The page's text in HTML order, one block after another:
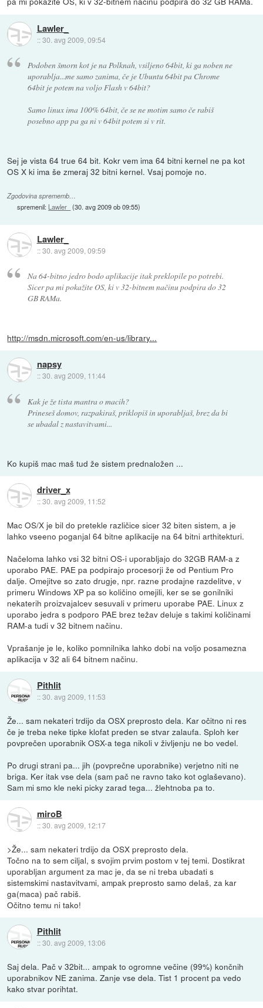
Lawler_
::30. avg 2009, 09:54
Podoben šmorn kot je na Polknah, vsiljeno 64bit, ki ga noben ne
uporablja...me samo zanima, če je Ubuntu 64bit pa Chrome
64bit je potem na voljo Flash v 64bit?
Samo linux ima 100% 64bit, če se ne motim samo če rabiš
posebno app pa ga ni v 64bit potem si v rit.
Sej je vista 64 true 64 bit. Kokr vem ima 64 bitni kernel ne pa kot
OS X ki ima še zmeraj 32 bitni kernel. Vsaj pomoje no.
Zgodovina sprememb…
spremenil: Lawler_ (30. avg 2009 ob 09:55)
Lawler_
::30. avg 2009, 09:59
Na 64-bitno jedro bodo aplikacije itak preklopile po potrebi.
Sicer pa mi pokažite OS, ki v 32-bitnem načinu podpira do 32
GB RAMa.
http://msdn.microsoft.com/en-us/library...
napsy
::30. avg 2009, 11:44
Kak je že tista mantra o macih?
Prineseš domov, razpakiraš, priklopiš in uporabljaš, brez da bi
se ubadal z nastavitvami...
Ko kupiš mac maš tud že sistem prednaložen ...
driver_x
::30. avg 2009, 11:52
Mac OS/X je bil do pretekle različice sicer 32 biten sistem, a je
lahko vseeno poganjal 64 bitne aplikacije na 64 bitni arthitekturi.
Načeloma lahko vsi 32 bitni OS-i uporabljajo do 32GB RAM-a z
uporabo PAE. PAE pa podpirajo procesorji že od Pentium Pro
dalje. Omejitve so zato drugje, npr. razne prodajne razdelitve, v
primeru Windows XP pa so količino omejili, ker se se gonilniki
nekaterih proizvajalcev sesuvali v primeru uporabe PAE. Linux z
uporabo jedra s podporo PAE brez težav deluje s takimi količinami
RAM-a tudi v 32 bitnem načinu.
Vprašanje je le, koliko pomnilnika lahko dobi na voljo posamezna
aplikacija v 32 ali 64 bitnem načinu.
Pithlit
::30. avg 2009, 11:53
Že... sam nekateri trdijo da OSX preprosto dela. Kar očitno ni res
če je treba neke tipke klofat preden se stvar zalaufa. Sploh ker
povprečen uporabnik OSX-a tega nikoli v življenju ne bo vedel.
Po drugi strani pa... jih (povprečne uporabnike) verjetno niti ne
briga. Ker itak vse dela (sam pač ne ravno tako kot oglaševano).
Sam mi smo kle neki picky zarad tega... žlehtnoba pa to.
miroB
::30. avg 2009, 12:17
>Že... sam nekateri trdijo da OSX preprosto dela.
Točno na to sem ciljal, s svojim prvim postom v tej temi. Dostikrat
uporabljan argument za mac je, da se ni treba ubadati s
sistemskimi nastavitvami, ampak preprosto samo delaš, za kar
ga(maca) pač rabiš.
Očitno temu ni tako!
Pithlit
::30. avg 2009, 13:06
Saj dela. Pač v 32bit... ampak to ogromne večine (99%) končnih
uporabnikov NE zanima. Zanje vse dela. Tist 1 procent pa vedo
kako stvar porihtat.